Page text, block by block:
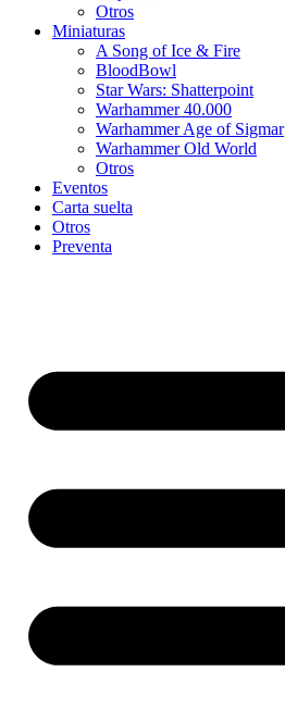
Otros
Miniaturas
A Song of Ice & Fire
BloodBowl
Star Wars: Shatterpoint
Warhammer 40.000
Warhammer Age of Sigmar
Warhammer Old World
Otros
Eventos
Carta suelta
Otros
Preventa